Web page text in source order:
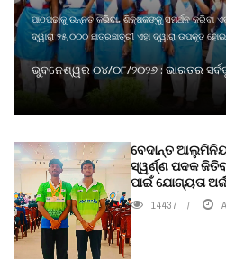
ପାଠପଢାକୁ ଉନ୍ନତ କରିବା, ଶିକ୍ଷକଙ୍କୁ ସମର୍ଥନ କରିବା
ଦ୍ୱାରା ୨୫,୦୦୦ ଛାତ୍ରଛାତ୍ରୀ ଏହା ଦ୍ୱାରା ଉପକୃତ
ଭୁବନେଶ୍ୱର ୦୪/୦୮/୨୦୨୬ : ଭାରତର
ବେଦାନ୍ତ
ସ୍ୱର୍ଣ୍ଣ ପଦକ
ପାଇଁ ଯୋଗ୍ୟତା
14437